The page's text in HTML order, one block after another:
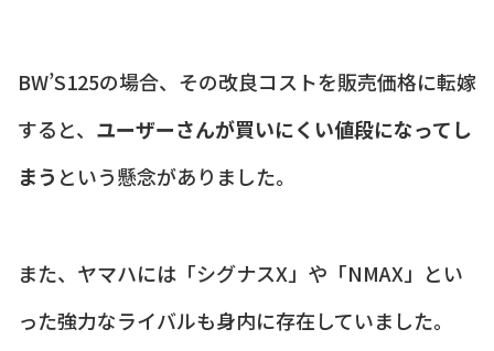
BW’S125の場合、その改良コストを販売価格に転嫁
すると、 ユーザーさんが買いにくい値段になってし
まう という懸念がありました。
また、ヤマハには「シグナスX」や「NMAX」とい
った強力なライバルも身内に存在していました。